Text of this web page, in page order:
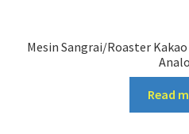
Mesin Sangrai/Roaster
Read